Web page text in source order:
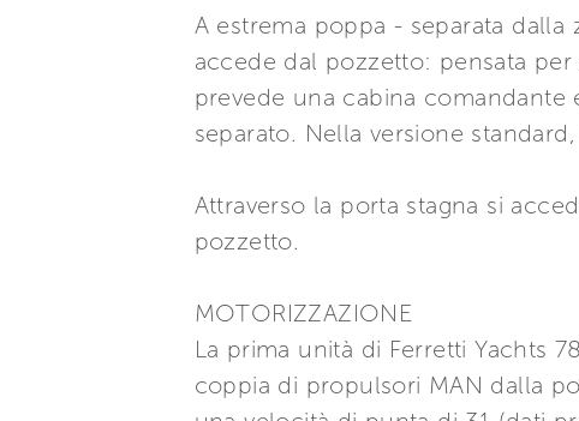
A estrema poppa - separata
accede dal pozzetto: pensata
prevede una cabina
separato. Nella versione
Attraverso la porta stagna si
pozzetto.
MOTORIZZAZIONE
La prima unità di Ferretti Yachts
coppia di propulsori MAN dalla